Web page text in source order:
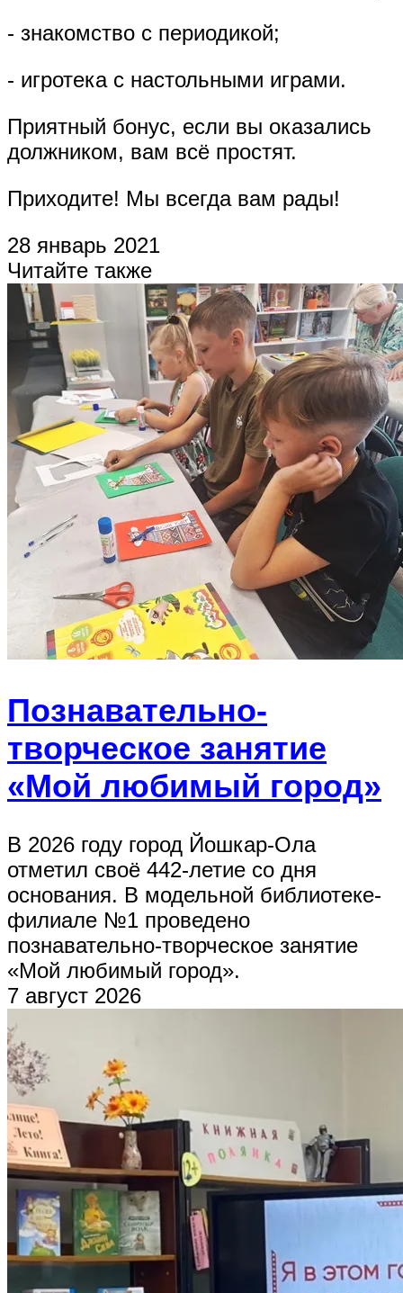
- знакомство с периодикой;
- игротека с настольными играми.
Приятный бонус, если вы оказались
должником, вам всё простят.
Приходите! Мы всегда вам рады!
28 январь 2021
Читайте также
Познавательно-
творческое занятие
«Мой любимый город»
В 2026 году город Йошкар-Ола
отметил своё 442-летие со дня
основания. В модельной библиотеке-
филиале №1 проведено
познавательно-творческое занятие
«Мой любимый город».
7 август 2026